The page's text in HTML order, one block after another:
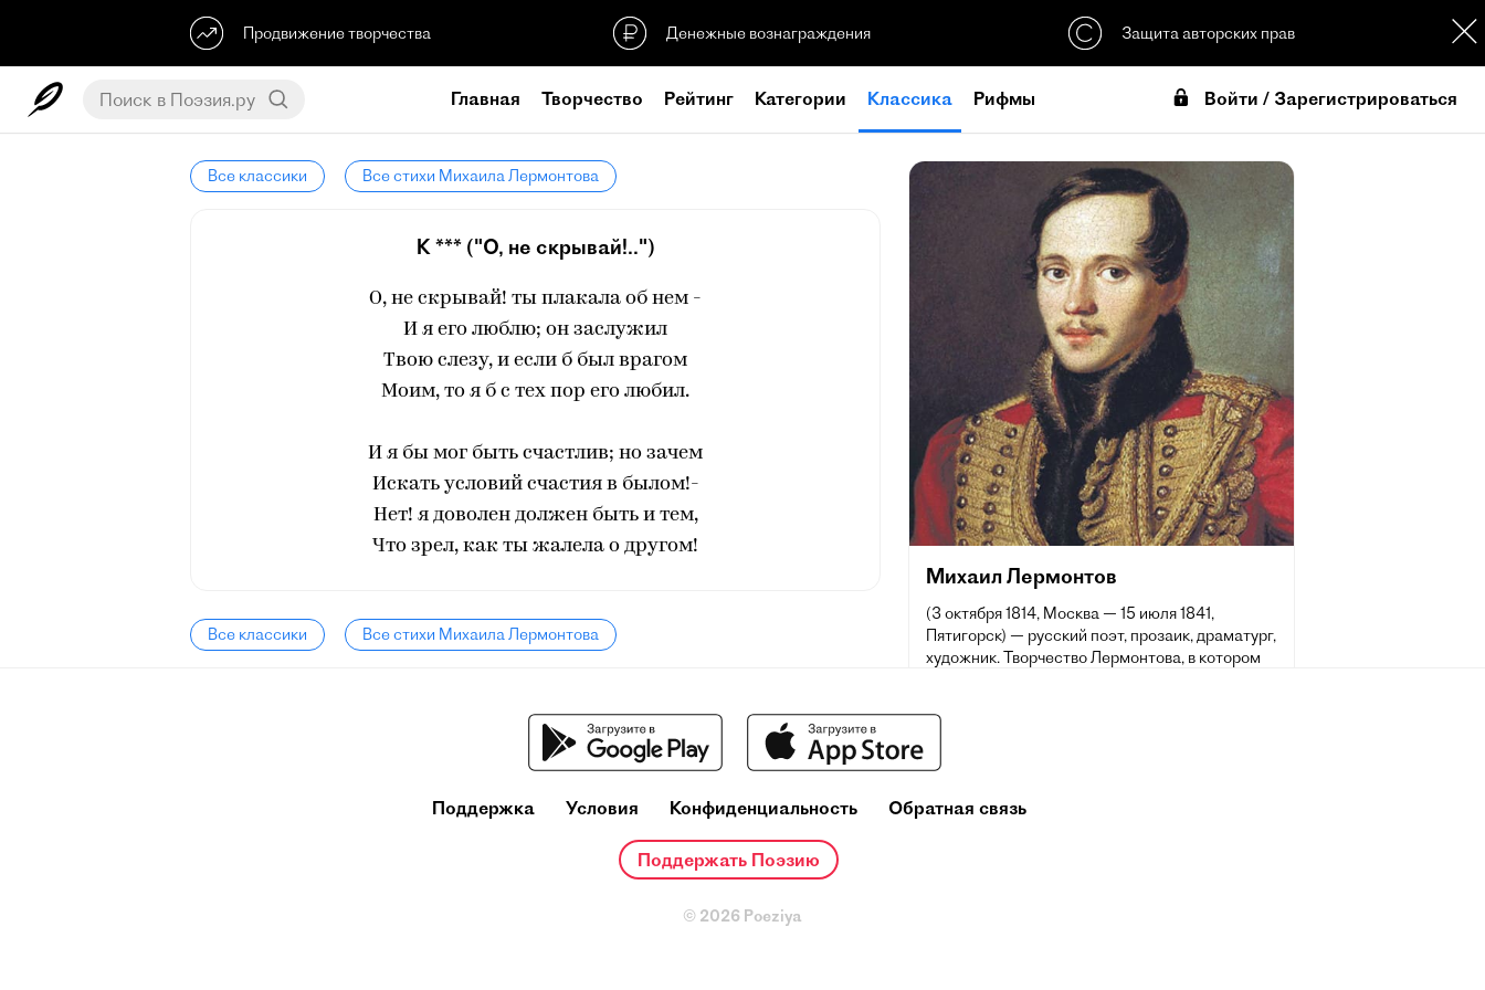
Продвижение творчества Денежные вознаграждения Защита авторских прав
Главная Творчество Рейтинг Категории Классика Рифмы Войти / Зарегистрироваться
Все классики Все стихи Михаила Лермонтова
К *** ("О, не скрывай!..")
О, не скрывай! ты плакала об нем -
И я его люблю; он заслужил
Твою слезу, и если б был врагом
Моим, то я б с тех пор его любил.
И я бы мог быть счастлив; но зачем
Искать условий счастия в былом!-
Нет! я доволен должен быть и тем,
Что зрел, как ты жалела о другом!
Все классики Все стихи Михаила Лермонтова
Михаил Лермонтов
(3 октября 1814, Москва — 15 июля 1841,
Пятигорск) — русский поэт, прозаик, драматург,
художник. Творчество Лермонтова, в котором
потребностям духовной жизни русского
русской литературы и оказало большое
поэтов XIX и XX веков. Произведения
Поддержка Условия Конфиденциальность Обратная связь
Поддержать Поэзию
© 2026 Poeziya